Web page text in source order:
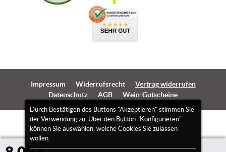
Durch Bestätigen des Buttons "Akzeptieren" stimmen Sie
der Verwendung zu. Über den Button "Konfigurieren"
können Sie auswählen, welche Cookies Sie zulassen
wollen.
Impressum Widerrufsrecht
Vertrag widerrufen
Datenschutz
AGB Wein-Gutscheine